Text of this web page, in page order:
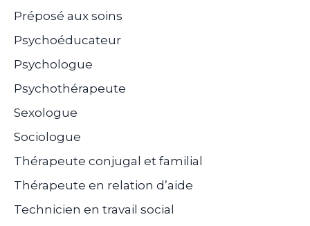
Préposé aux soins
Psychoéducateur
Psychologue
Psychothérapeute
Sexologue
Sociologue
Thérapeute conjugal et familial
Thérapeute en relation d’aide
Technicien en travail social